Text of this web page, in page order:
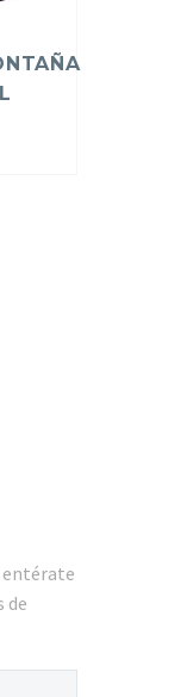
entérate
de